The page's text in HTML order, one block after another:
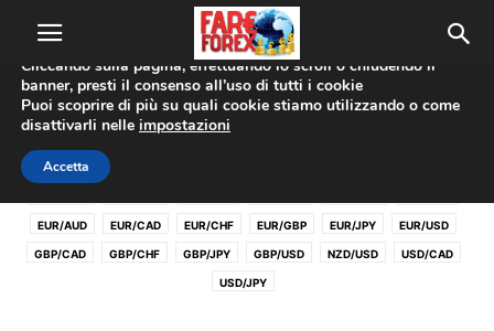
Home Coppie Valute EUR/JPY
EUR/AUD EUR/CAD EUR/CHF EUR/GBP EUR/JPY EUR/USD
GBP/CAD GBP/CHF GBP/JPY GBP/USD NZD/USD USD/CAD
USD/JPY
Utilizziamo i cookie per offrirti la migliore esperienza sul nostro
sito web.
Cliccando sulla pagina, effettuando lo scroll o chiudendo il
banner, presti il consenso all’uso di tutti i cookie
Puoi scoprire di più su quali cookie stiamo utilizzando o come
disattivarli nelle impostazioni
Accetta